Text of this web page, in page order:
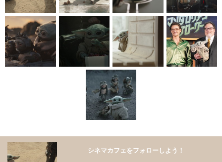
シネマカフェをフォローしよう！